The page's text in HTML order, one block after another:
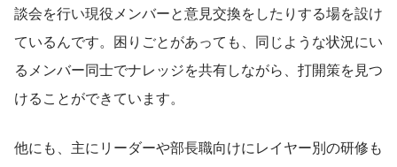
談会を行い現役メンバーと意見交換をしたりする場を設け
ているんです。困りごとがあっても、同じような状況にい
るメンバー同士でナレッジを共有しながら、打開策を見つ
けることができています。
他にも、主にリーダーや部長職向けにレイヤー別の研修も